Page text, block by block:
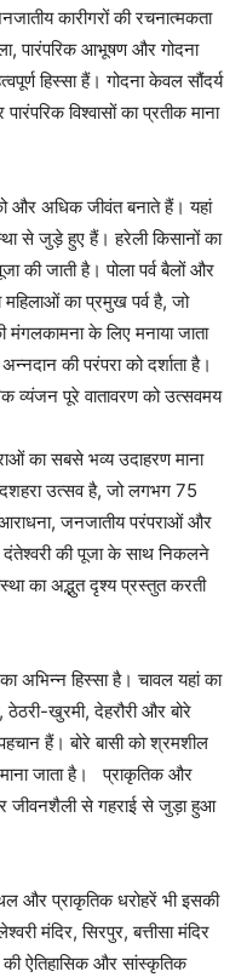
कारीगरों की रचनात्मकता
पारंपरिक आभूषण और गोदना
हिस्सा हैं। गोदना केवल सौंदर्य
विश्वासों का प्रतीक माना
और अधिक जीवंत बनाते हैं। यहां
से जुड़े हुए हैं। हरेली किसानों का
की जाती है। पोला पर्व बैलों और
का प्रमुख पर्व है, जो
मंगलकामना के लिए मनाया जाता
की परंपरा को दर्शाता है।
व्यंजन पूरे वातावरण को उत्सवमय
का सबसे भव्य उदाहरण माना
उत्सव है, जो लगभग 75
आराधना, जनजातीय परंपराओं और
दंतेश्वरी की पूजा के साथ निकलने
का अद्भुत दृश्य प्रस्तुत करती
अभिन्न हिस्सा है। चावल यहां का
खुरमी, देहरौरी और बोरे
हैं। बोरे बासी को श्रमशील
जाता है। प्राकृतिक और
जीवनशैली से गहराई से जुड़ा हुआ
और प्राकृतिक धरोहरें भी इसकी
मंदिर, सिरपुर, बत्तीसा मंदिर
ऐतिहासिक और सांस्कृतिक